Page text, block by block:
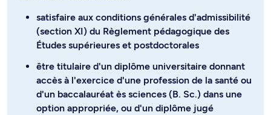
satisfaire aux conditions générales d'admissibilité
(section XI) du Règlement pédagogique des
Études supérieures et postdoctorales
être titulaire d'un diplôme universitaire donnant
accès à l'exercice d'une profession de la santé ou
d'un baccalauréat ès sciences (B. Sc.) dans une
option appropriée, ou d'un diplôme jugé